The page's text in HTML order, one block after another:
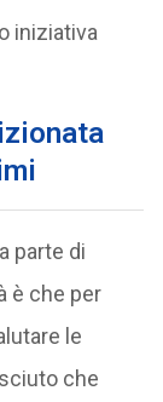
iniziativa
parte di
è che per
le
che